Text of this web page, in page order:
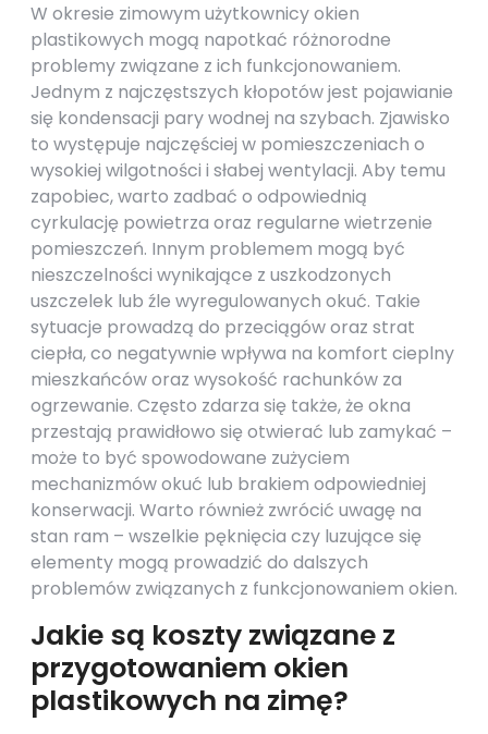
W okresie zimowym użytkownicy okien
plastikowych mogą napotkać różnorodne
problemy związane z ich funkcjonowaniem.
Jednym z najczęstszych kłopotów jest pojawianie
się kondensacji pary wodnej na szybach. Zjawisko
to występuje najczęściej w pomieszczeniach o
wysokiej wilgotności i słabej wentylacji. Aby temu
zapobiec, warto zadbać o odpowiednią
cyrkulację powietrza oraz regularne wietrzenie
pomieszczeń. Innym problemem mogą być
nieszczelności wynikające z uszkodzonych
uszczelek lub źle wyregulowanych okuć. Takie
sytuacje prowadzą do przeciągów oraz strat
ciepła, co negatywnie wpływa na komfort cieplny
mieszkańców oraz wysokość rachunków za
ogrzewanie. Często zdarza się także, że okna
przestają prawidłowo się otwierać lub zamykać –
może to być spowodowane zużyciem
mechanizmów okuć lub brakiem odpowiedniej
konserwacji. Warto również zwrócić uwagę na
stan ram – wszelkie pęknięcia czy luzujące się
elementy mogą prowadzić do dalszych
problemów związanych z funkcjonowaniem okien.
Jakie są koszty związane z
przygotowaniem okien
plastikowych na zimę?